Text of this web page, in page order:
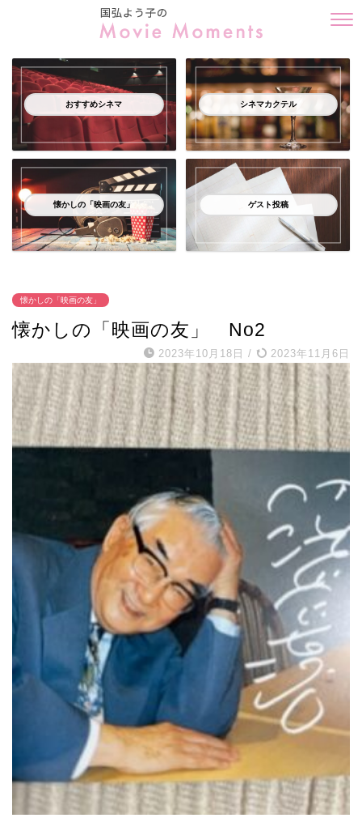
おすすめシネマ シネマカクテル
懐かしの「映画の友」 ゲスト投稿
懐かしの「映画の友」
懐かしの「映画の友」 No2
2023年10月18日 / 2023年11月6日